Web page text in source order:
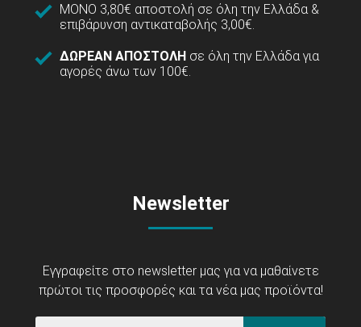
ΜΟΝΟ 3,80€ αποστολή σε όλη την Ελλάδα &
επιβάρυνση αντικαταβολής 3,00€.
ΔΩΡΕΑΝ ΑΠΟΣΤΟΛΗ σε όλη την Ελλάδα για
αγορές άνω των 100€.
Newsletter
Εγγραφείτε στο newsletter μας για να μαθαίνετε
πρώτοι τις προσφορές και τα νέα μας προϊόντα!